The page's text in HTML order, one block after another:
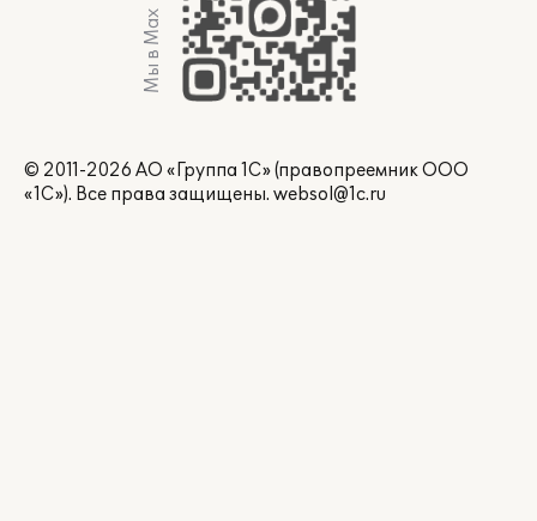
Мы в Max
© 2011-2026 АО «Группа 1С» (правопреемник ООО
«1С»). Все права защищены. websol@1c.ru